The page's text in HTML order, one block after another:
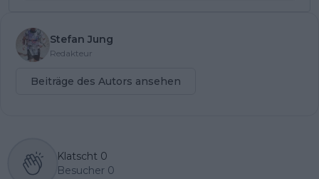
Stefan Jung
Redakteur
Beiträge des Autors ansehen
Klatscht 0
Besucher 0